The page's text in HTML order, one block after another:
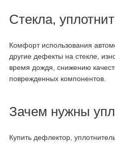
Стекла,
Комфорт использования
другие дефекты на стекле,
время дождя, снижению
поврежденных компонентов.
Зачем нужны
Купить дефлектор,